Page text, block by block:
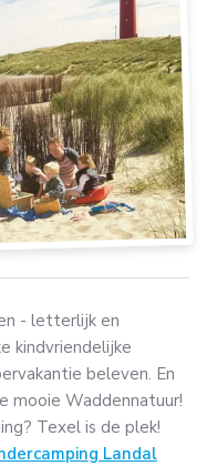
- letterlijk en
kindvriendelijke
beleven. En
mooie Waddennatuur!
Texel is de plek!
Landal